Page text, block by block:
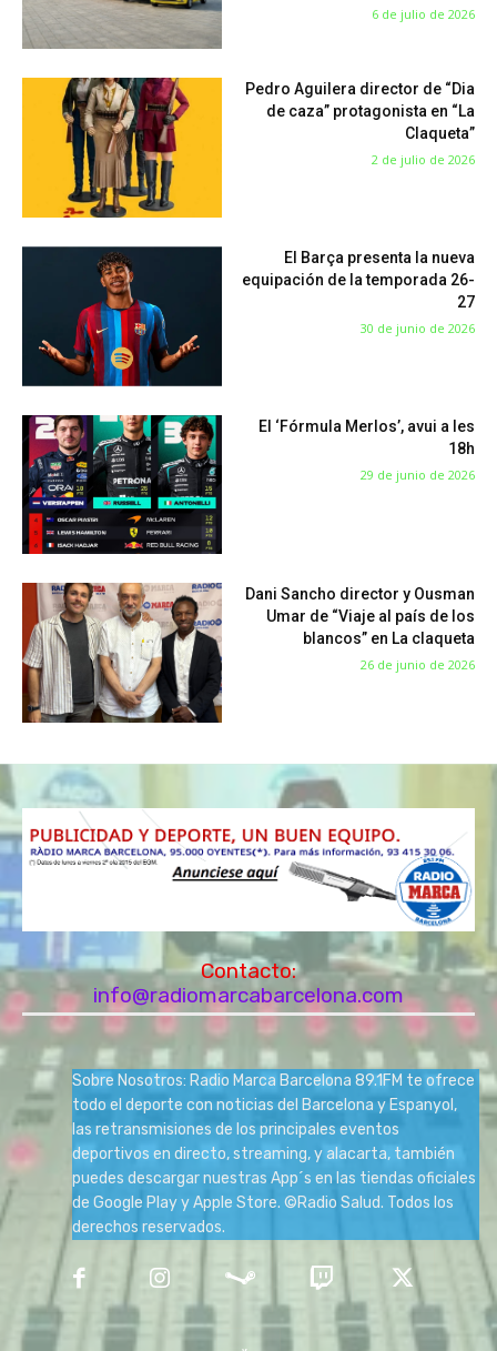
6 de julio de 2026
Pedro Aguilera director de “Dia
de caza” protagonista en “La
Claqueta”
2 de julio de 2026
El Barça presenta la nueva
equipación de la temporada 26-
27
30 de junio de 2026
El ‘Fórmula Merlos’, avui a les
18h
29 de junio de 2026
Dani Sancho director y Ousman
Umar de “Viaje al país de los
blancos” en La claqueta
26 de junio de 2026
Contacto:
info@radiomarcabarcelona.com
Sobre Nosotros: Radio Marca Barcelona 89.1FM te ofrece
todo el deporte con noticias del Barcelona y Espanyol,
las retransmisiones de los principales eventos
deportivos en directo, streaming, y alacarta, también
puedes descargar nuestras App´s en las tiendas oficiales
de Google Play y Apple Store. ©Radio Salud. Todos los
derechos reservados.